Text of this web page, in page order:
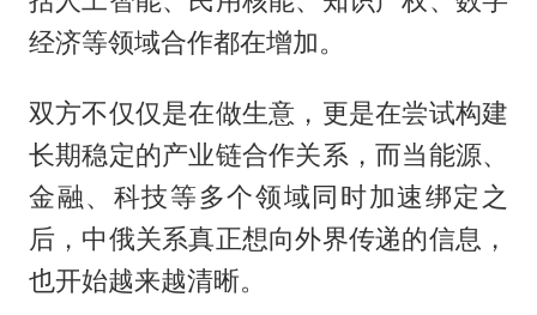
经济等领域合作都在增加。
双方不仅仅是在做生意，更是在尝试构建
长期稳定的产业链合作关系，而当能源、
金融、科技等多个领域同时加速绑定之
后，中俄关系真正想向外界传递的信息，
也开始越来越清晰。